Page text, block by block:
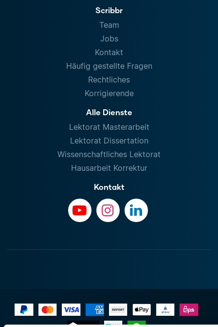
Scribbr
Team
Jobs
Kontakt
Häufig gestellte Fragen
Rechtliches
Korrigierende
Alle Dienste
Lektorat Masterarbeit
Lektorat Dissertation
Wissenschaftliches Lektorat
Hausarbeit Korrektur
Kontakt